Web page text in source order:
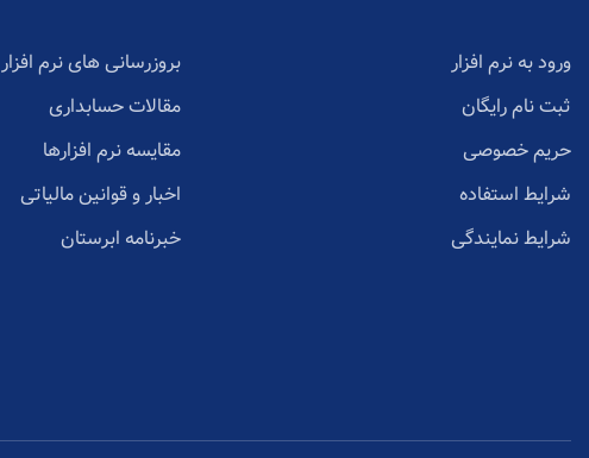
ورود به نرم افزار
ثبت نام رایگان
حریم خصوصی
شرایط استفاده
شرایط نمایندگی
بروزرسانی های نرم افزار
مقالات حسابداری
مقایسه نرم افزارها
اخبار و قوانین مالیاتی
خبرنامه ابرستان